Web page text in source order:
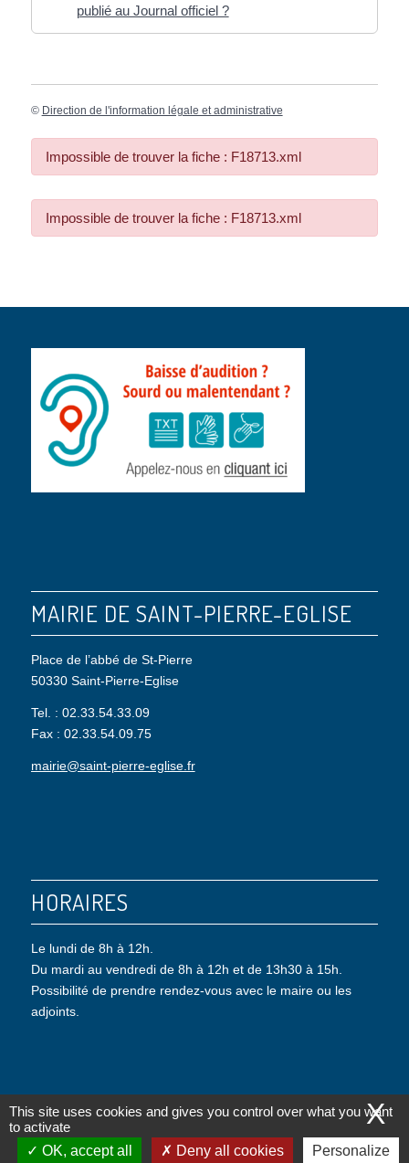
publié au Journal officiel ?
© Direction de l'information légale et administrative
Impossible de trouver la fiche : F18713.xml
Impossible de trouver la fiche : F18713.xml
MAIRIE DE SAINT-PIERRE-EGLISE
Place de l’abbé de St-Pierre
50330 Saint-Pierre-Eglise
Tel. : 02.33.54.33.09
Fax : 02.33.54.09.75
mairie@saint-pierre-eglise.fr
HORAIRES
Le lundi de 8h à 12h.
Du mardi au vendredi de 8h à 12h et de 13h30 à 15h.
Possibilité de prendre rendez-vous avec le maire ou les
adjoints.
© Copyright - Saint-Pierre-Eglise |
| Gestion des cookies | Conception : Objectif-Multimedia.com - powered by
X
This site uses cookies and gives you control over what you want
to activate
OK, accept all
Deny all cookies Personalize